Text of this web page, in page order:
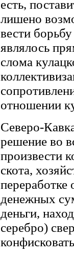
есть,
лишено
вести
являлось
слома
отношении
Северо-
решение во
произвести
скота,
денежных
деньги,
серебро)